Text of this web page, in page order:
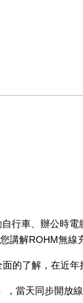
行車、辦公時
解ROHM無線
的了解，在近
當天同步開放